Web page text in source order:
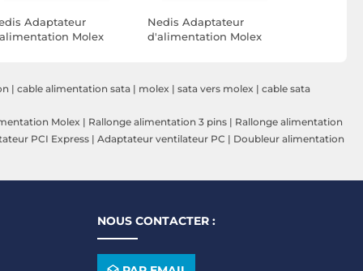
Adaptateur
Molex
Nedis Adaptateur
d'alimentation Molex
| cable alimentation sata | molex | sata vers molex | cable sata
Molex | Rallonge alimentation 3 pins | Rallonge alimentation
PCI Express | Adaptateur ventilateur PC | Doubleur alimentation
NOUS CONTACTER :